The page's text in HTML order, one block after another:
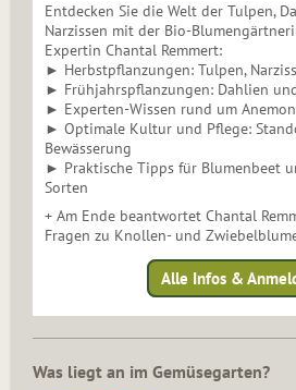
Entdecken Sie die Welt der Tulpen,
Narzissen mit der Bio-
Expertin Chantal Remmert:
► Herbstpflanzungen: Tulpen,
► Frühjahrspflanzungen: Dahlien
► Experten-Wissen rund um
► Optimale Kultur und Pflege:
Bewässerung
► Praktische Tipps für Blumenbeet
Sorten
+ Am Ende beantwortet Chantal
Fragen zu Knollen- und
Alle Infos &
Was liegt an im Gemüsegarten?